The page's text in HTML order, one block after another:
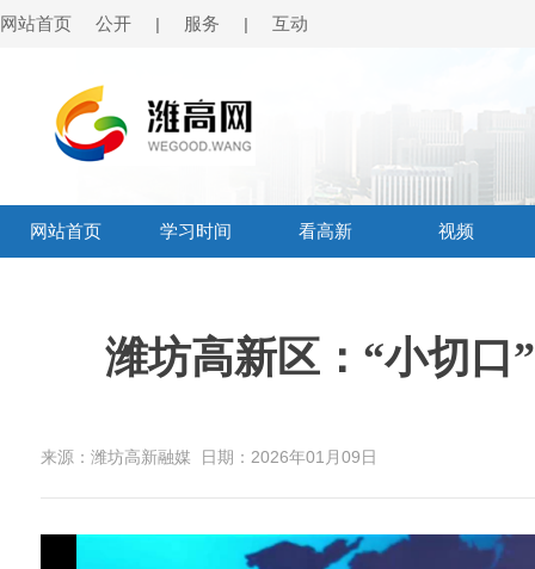
网站首页 公开 | 服务 | 互动
网站首页 学习时间 看高新 视频
潍坊高新区：“小切口
来源：潍坊高新融媒 日期：2026年01月09日